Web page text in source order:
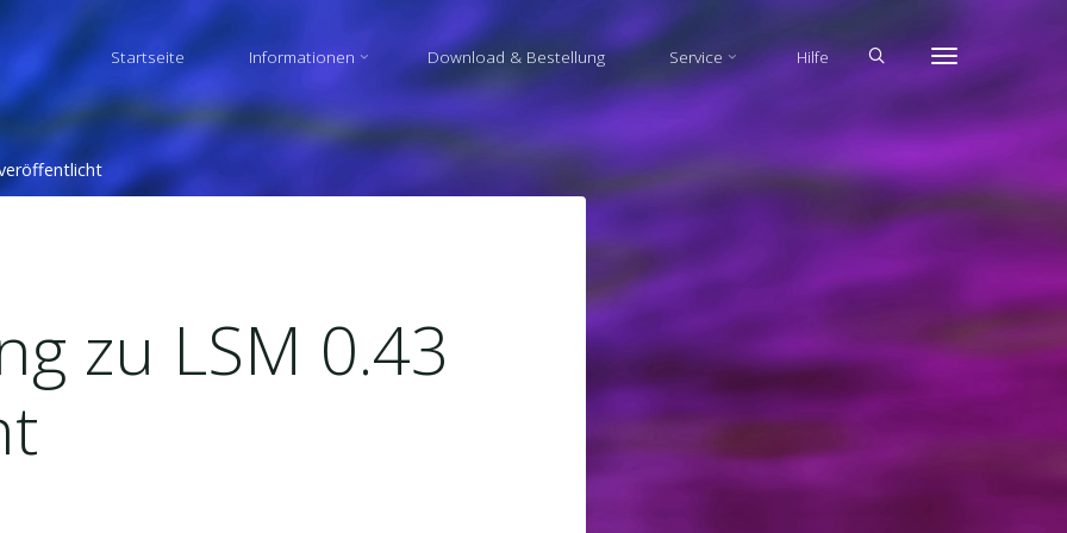
Startseite Informationen Download & Bestellung Service Hilfe
zu LSM 0.43